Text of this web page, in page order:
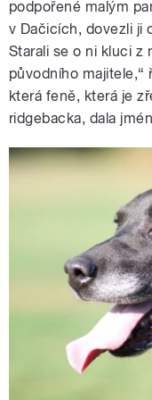
podpořené malým
v Dačicích, dovezli ji
Starali se o ni kluci z
původního majitele,“
která feně, která je
ridgebacka, dala